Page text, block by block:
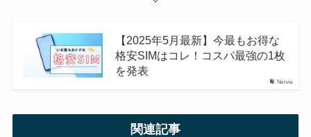
Netvia
【2025年5月最新】今最もお得な
格安SIMはコレ！コスパ最強の1枚
を発表
関連記事